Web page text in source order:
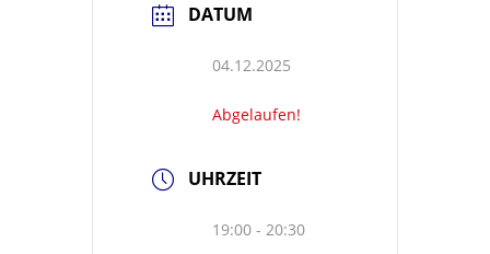
DATUM
04.12.2025
Abgelaufen!
UHRZEIT
19:00 - 20:30